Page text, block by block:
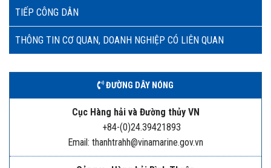
TIẾP CÔNG DÂN
THÔNG TIN CƠ QUAN, DOANH NGHIỆP CÓ LIÊN QUAN
ĐƯỜNG DÂY NÓNG
Cục Hàng hải và Đường thủy VN
+84-(0)24.39421893
Email: thanhtrahh@vinamarine.gov.vn